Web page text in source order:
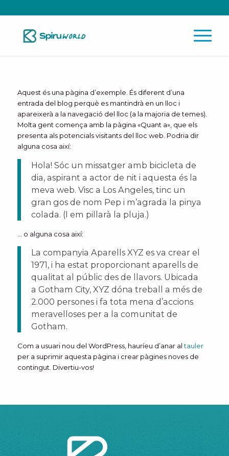
Aquest és una pàgina d’exemple. És diferent d’una
entrada del blog perquè es mantindrà en un lloc i
apareixerà a la navegació del lloc (a la majoria de temes).
Molta gent comença amb la pàgina «Quant a», que els
presenta als potencials visitants del lloc web. Podria dir
alguna cosa així:
Hola! Sóc un missatger amb bicicleta de
dia, aspirant a actor de nit i aquesta és la
meva web. Visc a Los Angeles, tinc un
gran gos de nom Pep i m’agrada la pinya
colada. (I em pillarà la pluja.)
… o alguna cosa així:
La companyia Aparells XYZ es va crear el
1971, i ha estat proporcionant aparells de
qualitat al públic des de llavors. Ubicada
a Gotham City, XYZ dóna treball a més de
2.000 persones i fa tota mena d’accions
meravelloses per a la comunitat de
Gotham.
Com a usuari nou del WordPress, hauríeu d’anar altauler
per a suprimir aquesta pàgina i crear pàgines noves de
contingut. Divertiu-vos!